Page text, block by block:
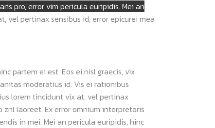
pro, error vim pericula euripidis. Mei an
vel pertinax sensibus id, error epicurei mea
partem ei est. Eos ei nisl graecis, vix
moderatius id. Vis ei rationibus
lorem tincidunt vix at, vel pertinax
zril laoreet. Ex error omnium interpretaris
in mei. Mei an pericula euripidis, hinc